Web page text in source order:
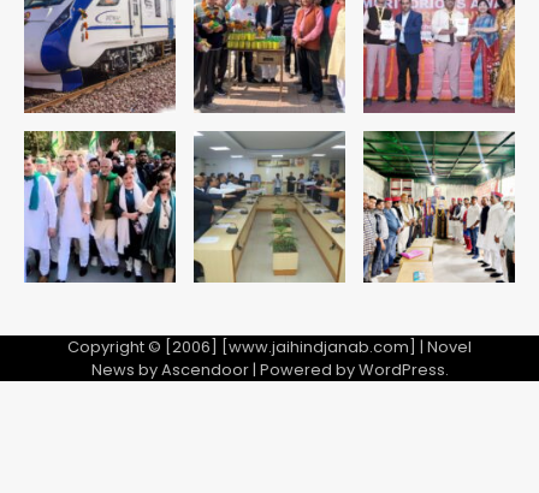
Copyright © [2006] [www.jaihindjanab.com] | Novel
News byAscendoor| Powered byWordPress.